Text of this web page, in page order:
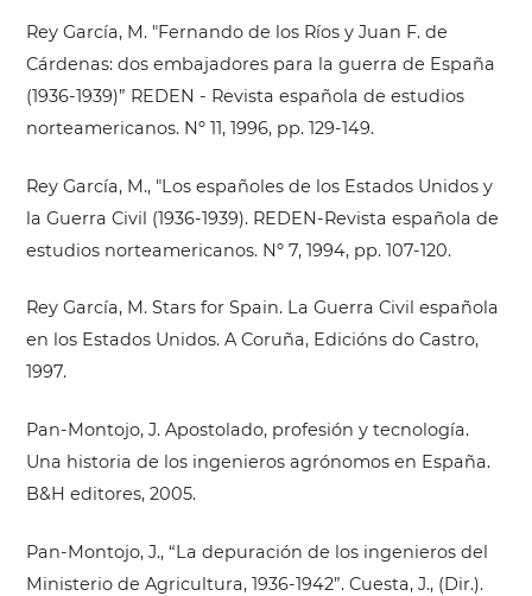
Rey García, M. "Fernando de los Ríos y Juan F. de
Cárdenas: dos embajadores para la guerra de España
(1936-1939)” REDEN - Revista española de estudios
norteamericanos. Nº 11, 1996, pp. 129-149.
Rey García, M., "Los españoles de los Estados Unidos y
la Guerra Civil (1936-1939). REDEN-Revista española de
estudios norteamericanos. Nº 7, 1994, pp. 107-120.
Rey García, M. Stars for Spain. La Guerra Civil española
en los Estados Unidos. A Coruña, Edicións do Castro,
1997.
Pan-Montojo, J. Apostolado, profesión y tecnología.
Una historia de los ingenieros agrónomos en España.
B&H editores, 2005.
Pan-Montojo, J., “La depuración de los ingenieros del
Ministerio de Agricultura, 1936-1942”. Cuesta, J., (Dir.).